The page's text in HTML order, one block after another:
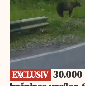
EXCLUSIV